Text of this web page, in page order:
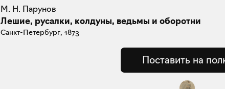
М. Н. Парунов
Лешие, русалки, колдуны, ведьмы и оборотни
Санкт-Петербург, 1873
Поставить на